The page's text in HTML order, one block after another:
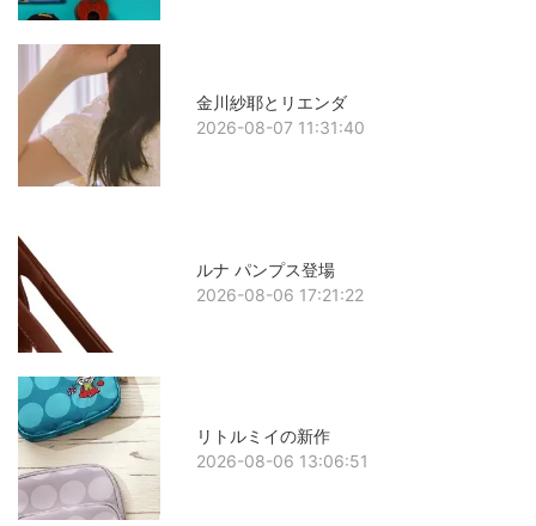
金川紗耶とリエンダ
2026-08-07 11:31:40
ルナ パンプス登場
2026-08-06 17:21:22
リトルミイの新作
2026-08-06 13:06:51